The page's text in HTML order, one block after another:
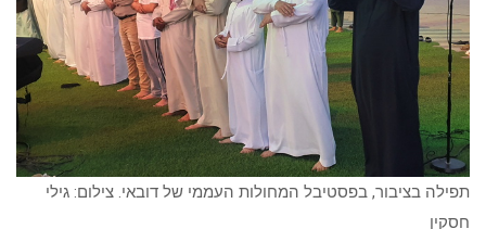
תפילה בציבור, בפסטיבל המחולות העממי של דובאי. צילום: גילי
חסקין